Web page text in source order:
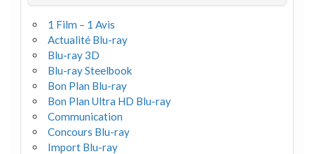
1 Film – 1 Avis
Actualité Blu-ray
Blu-ray 3D
Blu-ray Steelbook
Bon Plan Blu-ray
Bon Plan Ultra HD Blu-ray
Communication
Concours Blu-ray
Import Blu-ray